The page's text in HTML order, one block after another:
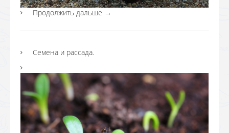
Продолжить дальше →
Семена и рассада.